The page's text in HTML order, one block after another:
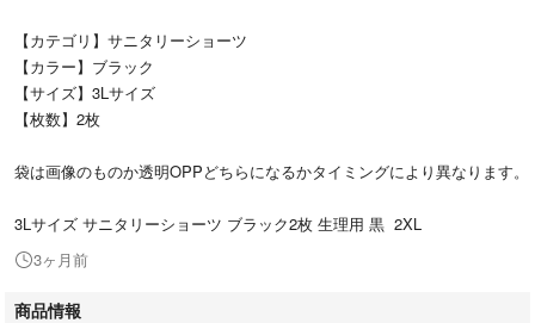
【カテゴリ】サニタリーショーツ
【カラー】ブラック
【サイズ】3Lサイズ
【枚数】2枚
袋は画像のものか透明OPPどちらになるかタイミングにより異なります。
3Lサイズ サニタリーショーツ ブラック2枚 生理用 黒 2XL
3ヶ月前
商品情報